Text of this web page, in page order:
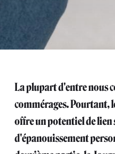
La plupart d'entre nous
commérages. Pourtant,
offre un potentiel de lien
d'épanouissement